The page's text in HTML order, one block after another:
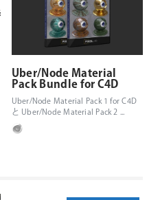
Uber/Node Material
Pack Bundle for C4D
Uber/Node Material Pack 1 for C4D
と Uber/Node Material Pack 2 ...